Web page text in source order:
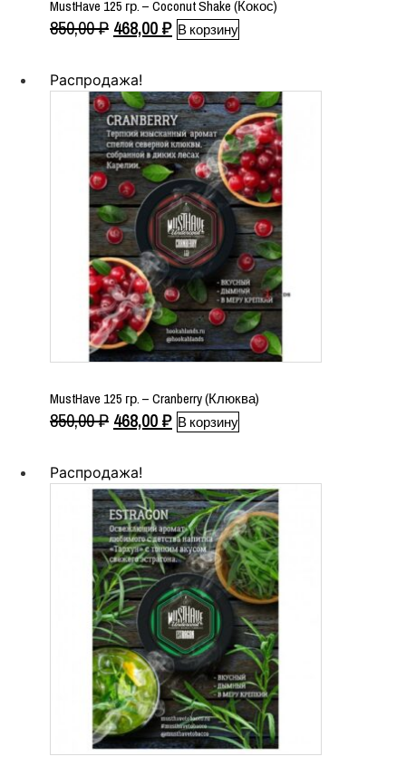
MustHave 125 гр. – Coconut Shake (Кокос)
850,00₽ Первоначальная
составляла
850,00 ₽.
468,00₽Текущая
В корзину
Распродажа!
MustHave 125 гр. – Cranberry (Клюква)
850,00₽ Первоначальная
составляла
850,00 ₽.
468,00₽Текущая
В корзину
Распродажа!